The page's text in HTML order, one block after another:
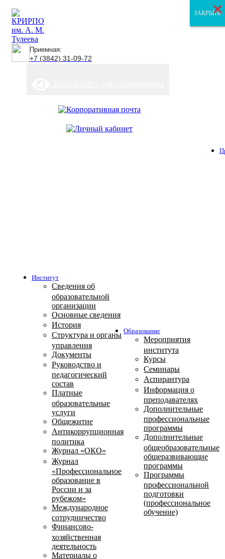
Приемная:
+7 (3842) 31-09-72
Институт
Сведения об
образовательной
организации
Основные сведения
История
Структура и органы
управления
Документы
Руководство и
педагогический
состав
Платные
образовательные
услуги
Общежитие
Антикоррупционная
политика
Журнал «ОКО»
Журнал
«Профессиональное
образование в
России и за
рубежом»
Международное
сотрудничество
Финансово-
хозяйственная
деятельность
Материалы о
Образование
Мероприятия
института
Курсы
Семинары
Аспирантура
Информация о
преподавателях
Дополнительные
профессиональные
программы
Дополнительные
общеобразовательные
общеразвивающие
программы
Программы
профессиональной
подготовки
(профессиональное
обучение)
ЗАКРЫТЬ
ЗАКРЫТЬ
ЗАКРЫТЬ
×
×
×